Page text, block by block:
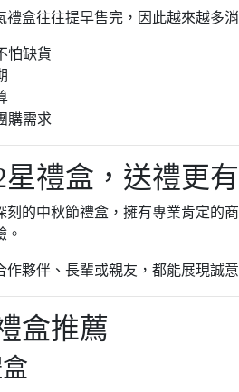
禮盒往往提早售完，因此越來越多
怕缺貨
購需求
禮盒，送禮更
刻的中秋節禮盒，擁有專業肯定的
。
夥伴、長輩或親友，都能展現誠
盒推薦